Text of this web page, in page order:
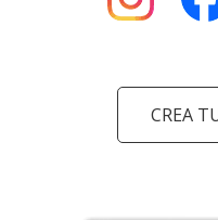
CREA